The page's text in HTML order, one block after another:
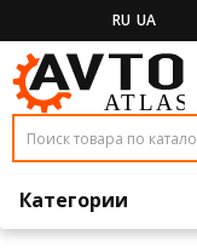
RU UA
Категории